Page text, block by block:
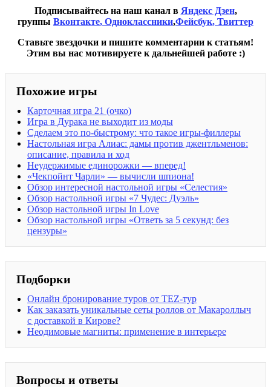
Подписывайтесь на наш канал в Яндекс Дзен,
группы Вконтакте, Одноклассники,Фейсбук, Твиттер
Ставьте звездочки и пишите комментарии к статьям!
Этим вы нас мотивируете к дальнейшей работе :)
Похожие игры
Карточная игра 21 (очко)
Игра в Дурака не выходит из моды
Сделаем это по-быстрому: что такое игры-филлеры
Настольная игра Алиас: дамы против джентльменов:
описание, правила и ход
Неудержимые единорожки — вперед!
«Чекпойнт Чарли» — вычисли шпиона!
Обзор интересной настольной игры «Селестия»
Обзор настольной игры «7 Чудес: Дуэль»
Обзор настольной игры In Love
Обзор настольной игры «Ответь за 5 секунд: без
цензуры»
Подборки
Онлайн бронирование туров от TEZ-тур
Как заказать уникальные сеты роллов от Макароллыч
с доставкой в Кирове?
Неодимовые магниты: применение в интерьере
Вопросы и ответы